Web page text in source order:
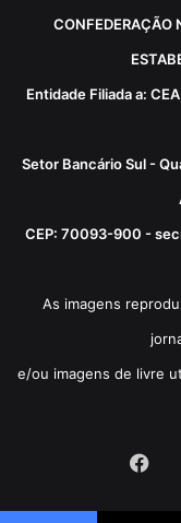
CONFEDERAÇÃO
Entidade Filiada a:
Setor Bancário Sul -
CEP: 70093-900 -
As imagens
e/ou imagens de livre